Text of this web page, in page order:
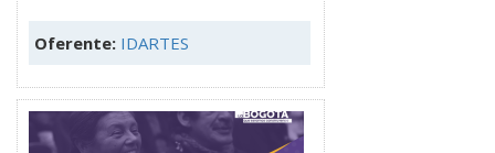
Oferente: IDARTES